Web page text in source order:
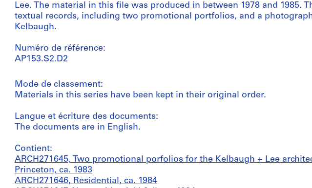
Lee. The material in this file was produced in between 1978 and 1985.
textual records, including two promotional portfolios, and a
Kelbaugh.
Numéro de référence:
AP153.S2.D2
Mode de classement:
Materials in this series have been kept in their original order.
Langue et écriture des documents:
The documents are in English.
Contient:
ARCH271645, Two promotional porfolios for the Kelbaugh + Lee
Princeton, ca. 1983
ARCH271646, Residential, ca. 1984